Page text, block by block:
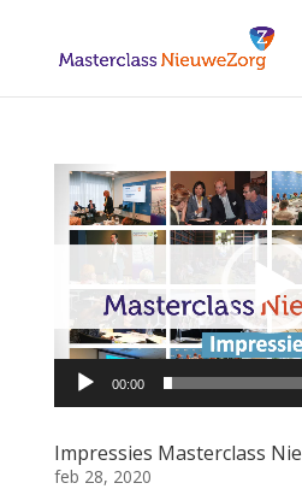
Videospeler
00:00
Impressies Masterclass
feb 28, 2020